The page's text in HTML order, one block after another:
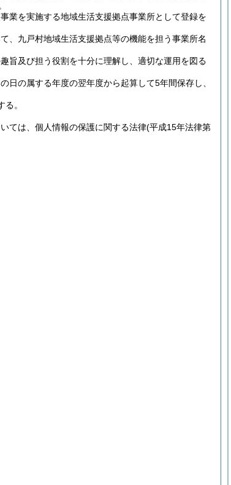
業を実施する地域生活支援拠点事業所として登録を
、九戸村地域生活支援拠点等の機能を担う事業所名
旨及び担う役割を十分に理解し、適切な運用を図る
の属する年度の翌年度から起算して5年間保存し、
。
ては、個人情報の保護に関する法律(平成15年法律第